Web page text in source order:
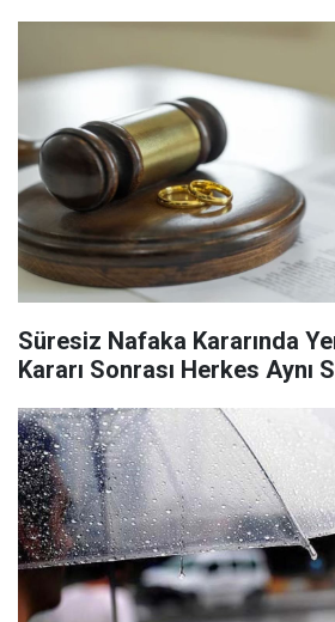
Süresiz Nafaka Kararında
Kararı Sonrası Herkes Aynı